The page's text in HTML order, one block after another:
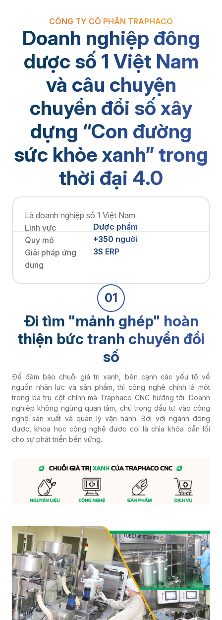
CÔNG TY CỔ PHẦN TRAPHACO
Doanh nghiệp đông
dược số 1 Việt Nam
và câu chuyện
chuyển đổi số xây
dựng “Con đường
sức khỏe xanh” trong
thời đại 4.0
Là doanh nghiệp số 1 Việt Nam
Lĩnh vực
Dược phẩm
Quy mô
+350 người
Giải pháp ứng
dụng
3S ERP
01
Đi tìm "mảnh ghép" hoàn
thiện bức tranh chuyển đổi
số
Để đảm bảo chuỗi giá trị xanh, bên cạnh các yếu tố về
nguồn nhân lực và sản phẩm, thì công nghệ chính là một
trong ba trụ cột chính mà Traphaco CNC hướng tới. Doanh
nghiệp không ngừng quan tâm, chú trọng đầu tư vào công
nghệ sản xuất và quản lý vận hành. Bởi với ngành đông
dược, khoa học công nghệ được coi là chìa khóa dẫn lối
cho sự phát triển bền vững.